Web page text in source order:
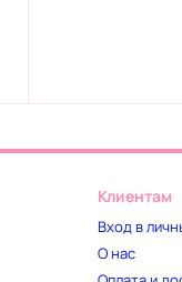
Клиентам
Вход в
О нас